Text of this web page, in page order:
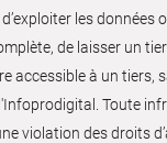
les données
de laisser un
accessible à un tiers,
Toute
violation des droits